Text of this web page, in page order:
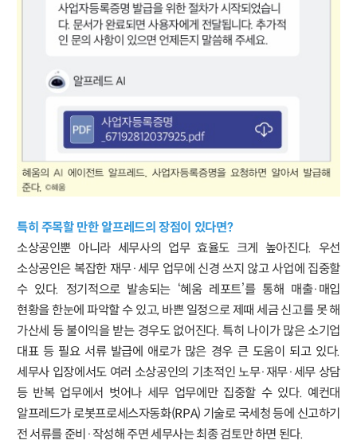
특히 주목할 만한 알프레드의 장점이 있다면?
소상공인뿐 아니라 세무사의 업무 효율도 크게 높아진다. 우선
소상공인은 복잡한 재무·세무 업무에 신경 쓰지 않고 사업에 집중할
수 있다. 정기적으로 발송되는 ‘혜움 레포트’를 통해 매출·매입
현황을 한눈에 파악할 수 있고, 바쁜 일정으로 제때 세금 신고를 못 해
가산세 등 불이익을 받는 경우도 없어진다. 특히 나이가 많은 소기업
대표 등 필요 서류 발급에 애로가 많은 경우 큰 도움이 되고 있다.
세무사 입장에서도 여러 소상공인의 기초적인 노무·재무·세무 상담
등 반복 업무에서 벗어나 세무 업무에만 집중할 수 있다. 예컨대
알프레드가 로봇프로세스자동화(RPA) 기술로 국세청 등에 신고하기
전 서류를 준비·작성해 주면 세무사는 최종 검토만 하면 된다.